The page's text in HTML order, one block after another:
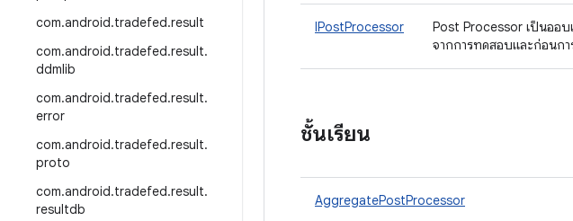
com.android.tradefed.result
com.android.tradefed.result.
ddmlib
com.android.tradefed.result.
error
com.android.tradefed.result.
proto
com.android.tradefed.result.
resultdb
IPostProcessor
Post Processor เป็นออ
จากการทดสอบและก่อนก
ชั้นเรียน
AggregatePostProcessor